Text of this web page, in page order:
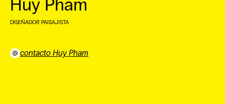
Huy Pham
DISEÑADOR PAISAJISTA
contacto Huy Pham